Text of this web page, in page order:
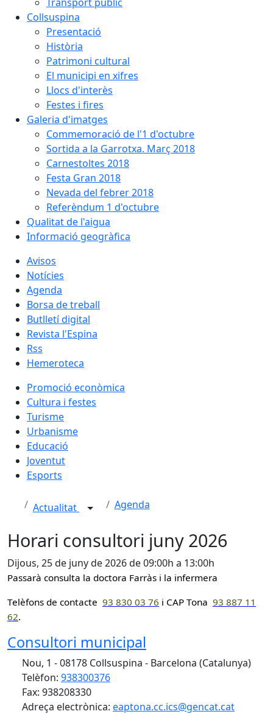
Collsuspina
Presentació
Història
Patrimoni cultural
El municipi en xifres
Llocs d'interès
Festes i fires
Galeria d'imatges
Commemoració de l'1 d'octubre
Sortida a la Garrotxa. Març 2018
Carnestoltes 2018
Festa Gran 2018
Nevada del febrer 2018
Referèndum 1 d'octubre
Qualitat de l'aigua
Informació geogràfica
Avisos
Notícies
Agenda
Borsa de treball
Butlletí digital
Revista l'Espina
Rss
Hemeroteca
Promoció econòmica
Cultura i festes
Turisme
Urbanisme
Educació
Joventut
Esports
Actualitat Agenda
Horari consultori juny 2026
Dijous, 25 de juny de 2026 de 09:00h a 13:00h
Passarà consulta la doctora Farràs i la infermera
Telèfons de contacte 93 830 03 76 i CAP Tona 93 887 11
62.
Consultori municipal
Nou, 1 - 08178 Collsuspina - Barcelona (Catalunya)
Telèfon: 938300376
Fax: 938208330
Adreça electrònica: eaptona.cc.ics@gencat.cat